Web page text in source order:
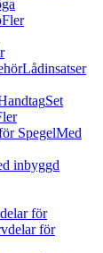
Fler
Lådinsatser
Set
SpegelMed
inbyggd
för
för